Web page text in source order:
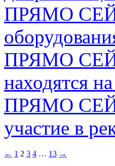
ПРЯМО
ПРЯМО
находятся
ПРЯМО
участие в
← 1 2 3 4 … 13 →